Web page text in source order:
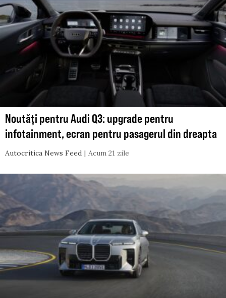
Noutăți pentru Audi Q3: upgrade pentru
infotainment, ecran pentru pasagerul din dreapta
Autocritica News Feed Acum 21 zile